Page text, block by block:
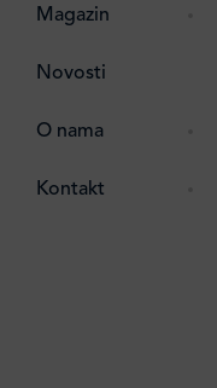
Magazin
Novosti
O nama
ostalo
Kontakt